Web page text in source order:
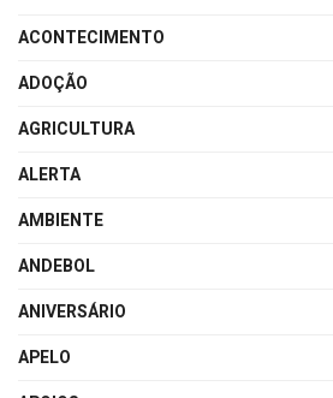
ACONTECIMENTO
ADOÇÃO
AGRICULTURA
ALERTA
AMBIENTE
ANDEBOL
ANIVERSÁRIO
APELO